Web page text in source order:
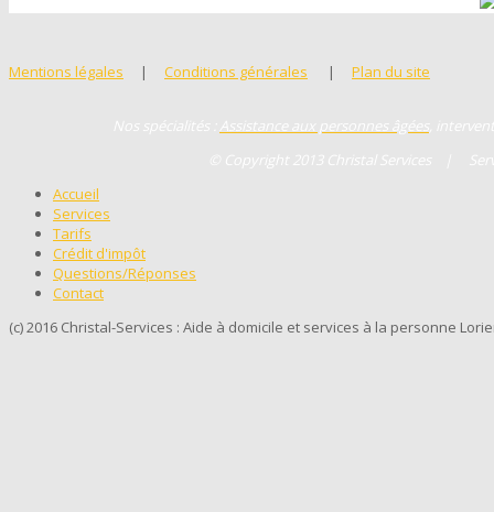
Mentions légales | Conditions générales | Plan du site
Nos spécialités : Assistance aux personnes âgées ,
© Copyright 2013 Christal Services |
Accueil
Services
Tarifs
Crédit d'impôt
Questions/Réponses
Contact
(c) 2016 Christal-Services : Aide à domicile et services à la personne